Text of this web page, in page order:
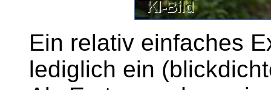
Ein relativ einfaches
lediglich ein